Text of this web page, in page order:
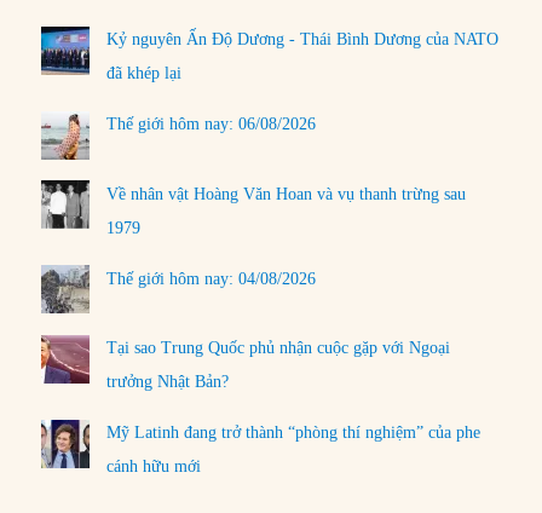
Kỷ nguyên Ấn Độ Dương - Thái Bình Dương của NATO
đã khép lại
Thế giới hôm nay: 06/08/2026
Về nhân vật Hoàng Văn Hoan và vụ thanh trừng sau
1979
Thế giới hôm nay: 04/08/2026
Tại sao Trung Quốc phủ nhận cuộc gặp với Ngoại
trưởng Nhật Bản?
Mỹ Latinh đang trở thành “phòng thí nghiệm” của phe
cánh hữu mới